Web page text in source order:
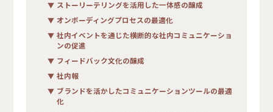
ストーリーテリングを活用した一体感の醸成
オンボーディングプロセスの最適化
社内イベントを通じた横断的な社内コミュニケーショ
ンの促進
フィードバック文化の醸成
社内報
ブランドを活かしたコミュニケーションツールの最適
化